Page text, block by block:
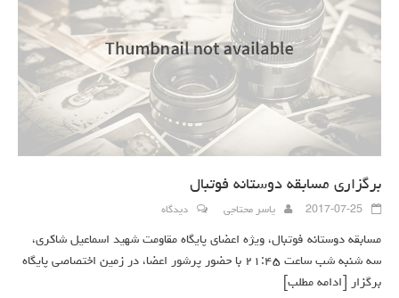
برگزاری مسابقه دوستانه فوتبال
2017-07-25 یاسر محتاجی دیدگاه
مسابقه دوستانه فوتبال، ویژه اعضای پایگاه مقاومت شهید اسماعیل شاکری،
سه شنبه شب ساعت ۲۱:۴۵ با حضور پرشور اعضا، در زمین اختصاصی پایگاه
برگزار
[ادامه مطلب]